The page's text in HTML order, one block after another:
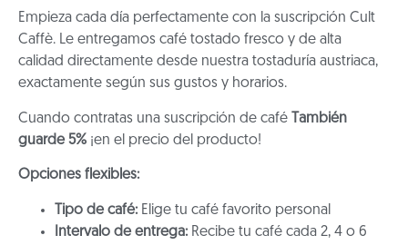
Empieza cada día perfectamente con la suscripción Cult
Caffè. Le entregamos café tostado fresco y de alta
calidad directamente desde nuestra tostaduría austriaca,
exactamente según sus gustos y horarios.
Cuando contratas una suscripción de café
También
guarde 5% ¡en el precio del producto!
Opciones flexibles:
Tipo de café: Elige tu café favorito personal
Intervalo de entrega: Recibe tu café cada 2, 4 o 6